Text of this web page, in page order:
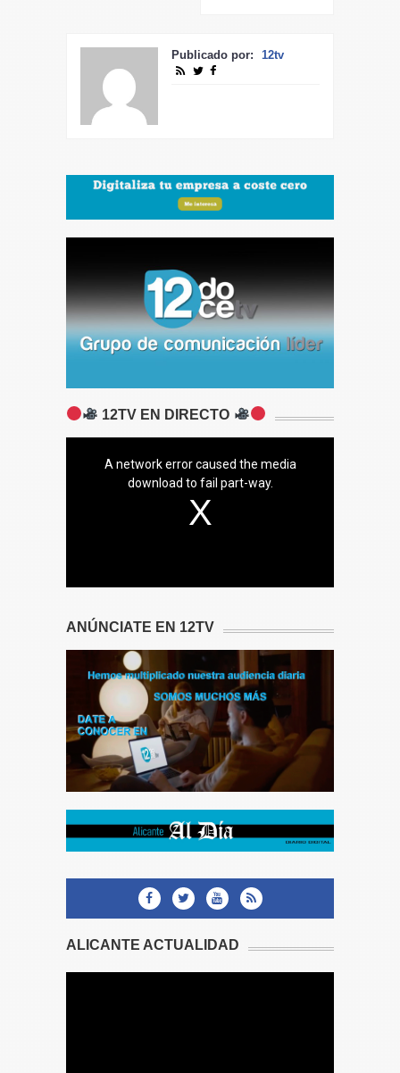
Publicado por: 12tv
12TV EN DIRECTO
A network error caused the media
download to fail part-way.
ANÚNCIATE EN 12TV
ALICANTE ACTUALIDAD